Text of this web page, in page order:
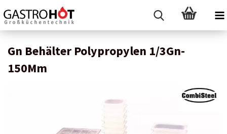
Gn Behälter Polypropylen 1/3Gn-
150Mm